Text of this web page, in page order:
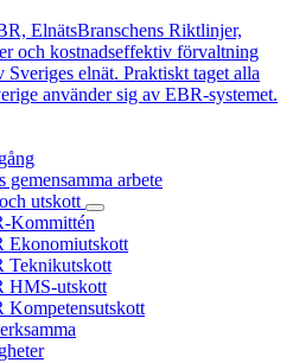
ElnätsBranschens Riktlinjer,
och kostnadseffektiv förvaltning
elnät. Praktiskt taget alla
använder sig av EBR-systemet.
gemensamma arbete
utskott
Kommittén
Ekonomiutskott
Teknikutskott
HMS-utskott
Kompetensutskott